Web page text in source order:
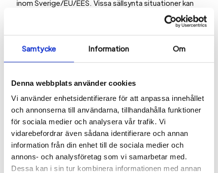
Samtycke Information Om
Denna webbplats använder cookies
Vi använder enhetsidentifierare för att anpassa innehållet
och annonserna till användarna, tillhandahålla funktioner
för sociala medier och analysera vår trafik. Vi
vidarebefordrar även sådana identifierare och annan
information från din enhet till de sociala medier och
annons- och analysföretag som vi samarbetar med.
Dessa kan i sin tur kombinera informationen med annan
inom Sverige/EU/EES. Vissa sällsynta situationer kan
dock kräva att vissa uppgifter hanteras av tredjepart
(tex av teknikleverantör/underleverantör) Vi kommer
dock alltid vidta åtgärder för att data som
skickas/lagras på detta sätt hanteras på samma
säkerhetsnivå som inom EU/ESS.
Hur länge sparar vi dina personuppgifter?
uppfylla det syfte för vilket informationen samlades
in, eller för att utföra våra åtaganden och så länge det
krävs enligt lagstadgade lagringstider, särskilt vad
gäller redovisningskrav.
Dina rättigheter
Du som är kund/registrerad hos oss av någon